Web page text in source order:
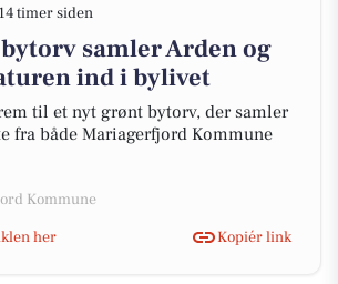
14 timer siden
samler Arden og
ind i bylivet
til et nyt grønt bytorv, der samler
fra både Mariagerfjord Kommune
Kommune
her
Kopiér link